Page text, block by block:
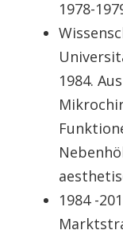
1978-
1984.
1984 -